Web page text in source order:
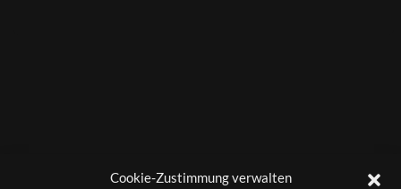
Cookie-Zustimmung verwalten